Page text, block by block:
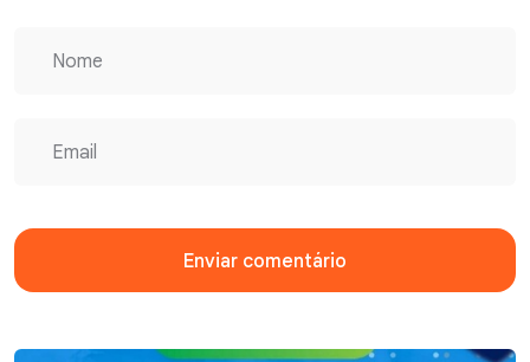
Enviar comentário